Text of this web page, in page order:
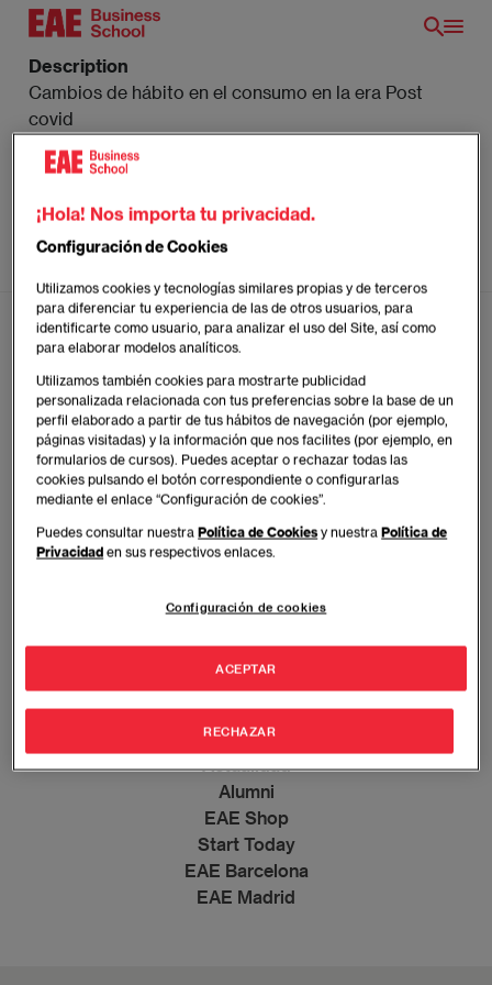
Pasar
contenido
principal
ES
Description
Cambios de hábito en el consumo en la era Post
covid
Link
https://youtu.be/nipaiIkGjxw
0 (6).
Show button
Síguenos:
MBA
Full time
Grados
Retos Supply Chain
Retos Directivos
EAE Emprende
Actualidad
Alumni
EAE Shop
Start Today
EAE Barcelona
EAE Madrid
¡Hola! Nos importa tu privacidad.
Configuración de Cookies
Utilizamos cookies y tecnologías similares propias y de terceros
para diferenciar tu experiencia de las de otros usuarios, para
identificarte como usuario, para analizar el uso del Site, así como
para elaborar modelos analíticos.
Utilizamos también cookies para mostrarte publicidad
personalizada relacionada con tus preferencias sobre la base de un
perfil elaborado a partir de tus hábitos de navegación (por ejemplo,
páginas visitadas) y la información que nos facilites (por ejemplo, en
formularios de cursos). Puedes aceptar o rechazar todas las
cookies pulsando el botón correspondiente o configurarlas
mediante el enlace “Configuración de cookies”.
Puedes consultar nuestraPolítica de Cookies y nuestraPolítica de
Privacidad en sus respectivos enlaces.
Configuración de cookies
RECHAZAR
ACEPTAR